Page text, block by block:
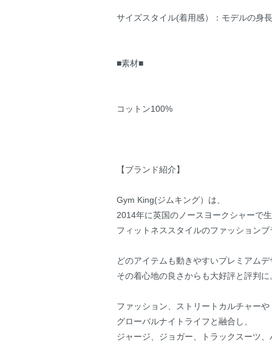
サイズスタイル(着用感）：モデルの身
■素材■
コットン100%
【ブランド紹介】
Gym King(ジムキング）は、
2014年に英国のノースヨークシャーで
フィットネススタイルのファッション
どのアイテムも動きやすいプレミアム
その着心地の良さからも大好評と評判に
ファッション、ストリートカルチャーや
グローバルナイトライフと融合し、
ジャージ、ジョガー、トラックスーツ